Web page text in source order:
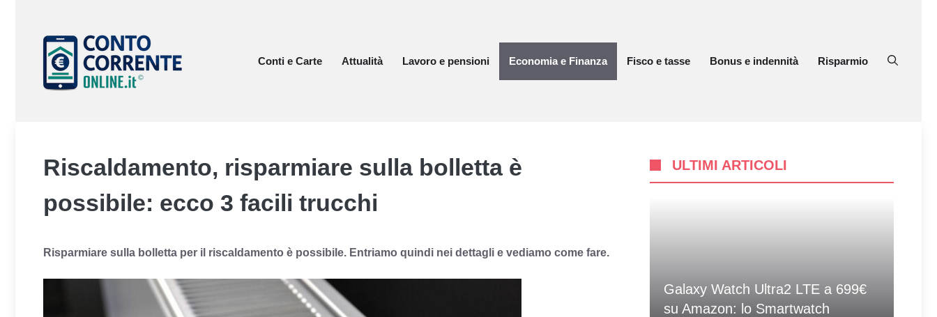
contenuto
Conti e Carte
Attualità Lavoro e pensioni Economia e Finanza Fisco e tasse Bonus e indennità Risparmio
Riscaldamento, risparmiare sulla bolletta è
possibile: ecco 3 facili trucchi
Risparmiare sulla bolletta per il riscaldamento è possibile. Entriamo quindi nei dettagli e vediamo come fare.
ULTIMI ARTICOLI
Galaxy Watch Ultra2 LTE a 699€
su Amazon: lo Smartwatch